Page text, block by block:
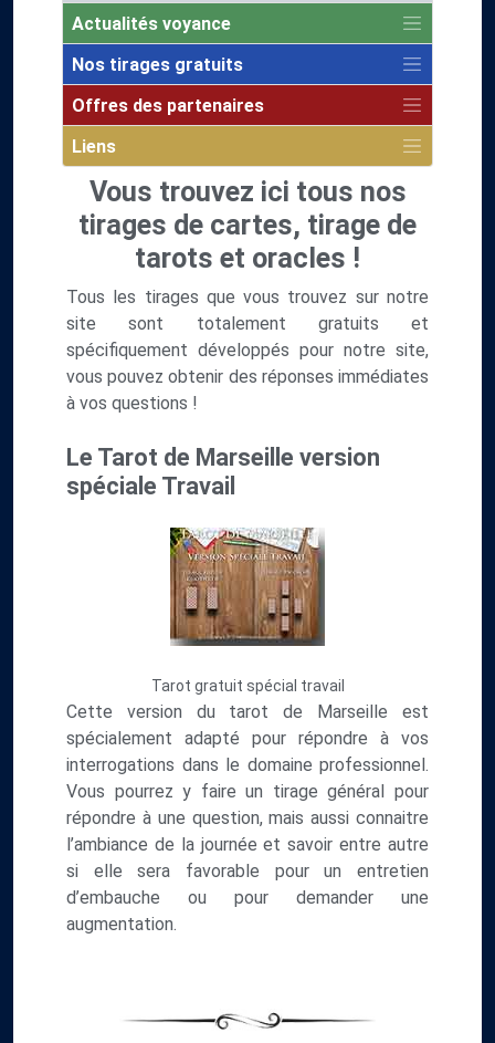
Actualités voyance
Nos tirages gratuits
Offres des partenaires
Liens
Vous trouvez ici tous nos
tirages de cartes, tirage de
tarots et oracles !
Tous les tirages que vous trouvez sur notre
site sont totalement gratuits et
spécifiquement développés pour notre site,
vous pouvez obtenir des réponses immédiates
à vos questions !
Le Tarot de Marseille version
spéciale Travail
Tarot gratuit spécial travail
Cette version du tarot de Marseille est
spécialement adapté pour répondre à vos
interrogations dans le domaine professionnel.
Vous pourrez y faire un tirage général pour
répondre à une question, mais aussi connaitre
l’ambiance de la journée et savoir entre autre
si elle sera favorable pour un entretien
d’embauche ou pour demander une
augmentation.